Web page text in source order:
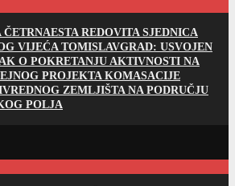
ČETRNAESTA REDOVITA SJEDNICA
VIJEĆA TOMISLAVGRAD: USVOJEN
O POKRETANJU AKTIVNOSTI NA
PROJEKTA KOMASACIJE
ZEMLJIŠTA NA PODRUČJU
POLJA